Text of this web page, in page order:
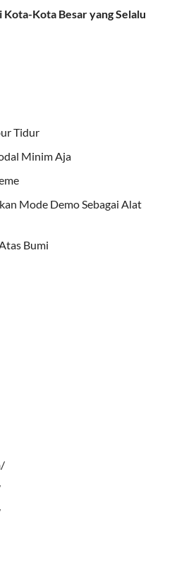
Kota Besar yang Selalu
Tidur
Minim Aja
Mode Demo Sebagai Alat
Bumi